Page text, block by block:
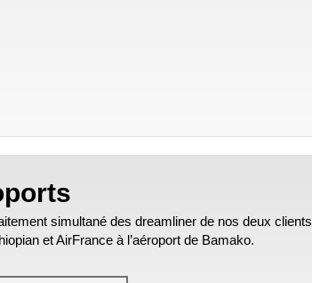
simultané des dreamliner de nos deux clients
et AirFrance à l’aéroport de Bamako.